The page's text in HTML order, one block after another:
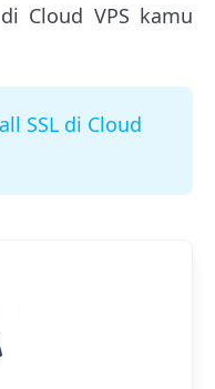
Cloud VPS kamu
SSL di Cloud